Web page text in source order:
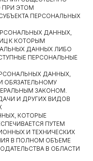
ПРИ ЭТОМ
ПЕРСОНАЛЬНЫХ
ДАННЫХ,
К КОТОРЫМ
ДАННЫХ ЛИБО
ПЕРСОНАЛЬНЫЕ
ДАННЫХ,
ЗАКОНОМ.
И ДРУГИХ ВИДОВ
КОТОРЫЕ
ПУТЕМ
И ТЕХНИЧЕСКИХ
В ПОЛНОМ ОБЪЕМЕ
В ОБЛАСТИ